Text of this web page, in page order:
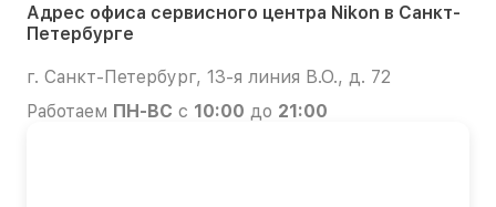
Адрес офиса сервисного центра Nikon в Санкт-
Петербурге
г. Санкт-Петербург, 13-я линия В.О., д. 72
Работаем ПН-ВС с 10:00 до 21:00